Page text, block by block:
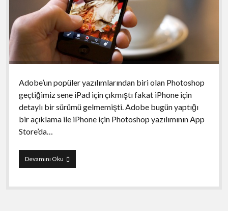
Adobe’un popüler yazılımlarından biri olan Photoshop
geçtiğimiz sene iPad için çıkmıştı fakat iPhone için
detaylı bir sürümü gelmemişti. Adobe bugün yaptığı
bir açıklama ile iPhone için Photoshop yazılımının App
Store’da…
Devamını OkuAdobe
Photoshop